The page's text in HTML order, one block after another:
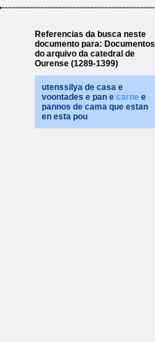
Referencias da busca neste
documento para: Documentos
do arquivo da catedral de
Ourense (1289-1399)
utenssilya de casa e
voontades e pan e carne e
pannos de cama que estan
en esta pou